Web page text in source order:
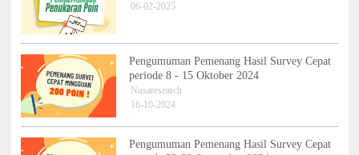
06-02-2025
Pengumuman Pemenang Hasil Survey Cepat
periode 8 - 15 Oktober 2024
Nusaresearch
16-10-2024
Pengumuman Pemenang Hasil Survey Cepat